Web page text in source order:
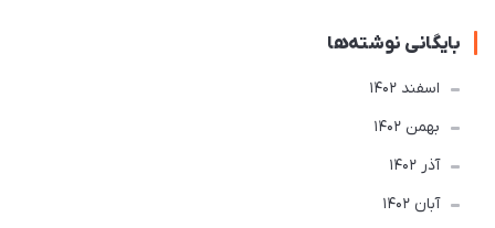
بایگانی نوشته‌ها
اسفند 1402
بهمن 1402
آذر 1402
آبان 1402